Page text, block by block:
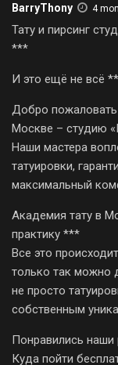
BarryThony 4
Тату и пирсинг
***
И это ещё не всё
Добро пожаловать
Москве – студию
Наши мастера
татуировки,
максимальный
Академия тату в
практику ***
Все это
только так можно
не просто
собственным
Понравились наши
Куда пойти